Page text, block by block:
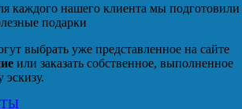
каждого нашего клиента мы подготовили
подарки
выбрать уже представленное на сайте
или заказать собственное, выполненное